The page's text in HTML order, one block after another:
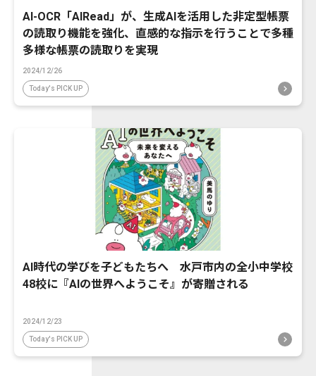
AI-OCR「AIRead」が、生成AIを活用した非定型帳票
の読取り機能を強化、直感的な指示を行うことで多種
多様な帳票の読取りを実現
2024/12/26
Today's PICK UP
AI時代の学びを子どもたちへ 水戸市内の全小中学校
48校に『AIの世界へようこそ』が寄贈される
2024/12/23
Today's PICK UP